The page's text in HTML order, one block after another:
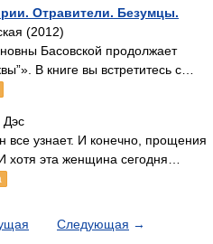
Отравители. Безумцы.
(2012)
Басовской продолжает
В книге вы встретитесь с…
Дэс
все узнает. И конечно, прощения
хотя эта женщина сегодня…
Следующая →